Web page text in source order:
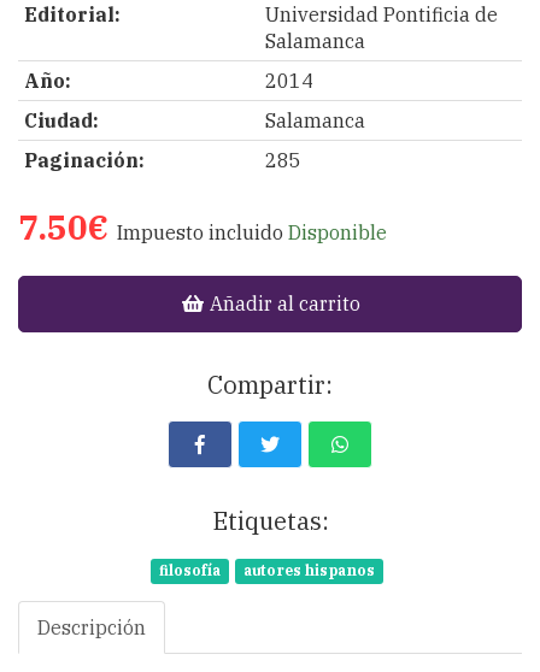
Editorial:
Universidad Pontificia de
Salamanca
Año:
2014
Ciudad:
Salamanca
Paginación:
285
7.50€ Impuesto incluido Disponible
Añadir al carrito
Compartir:
Etiquetas:
filosofía autores hispanos
Descripción